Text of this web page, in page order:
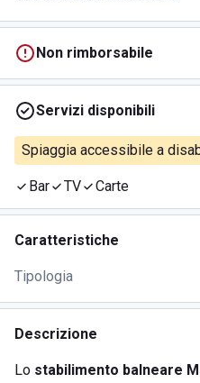
Non rimborsabile
Servizi disponibili
Spiaggia accessibile a
Bar TV Carte
Caratteristiche
Tipologia
Descrizione
Lo stabilimento balneare